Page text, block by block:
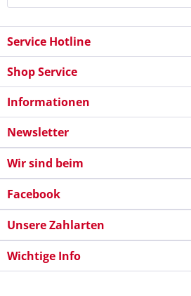
Service Hotline
Shop Service
Informationen
Newsletter
Wir sind beim
Facebook
Unsere Zahlarten
Wichtige Info